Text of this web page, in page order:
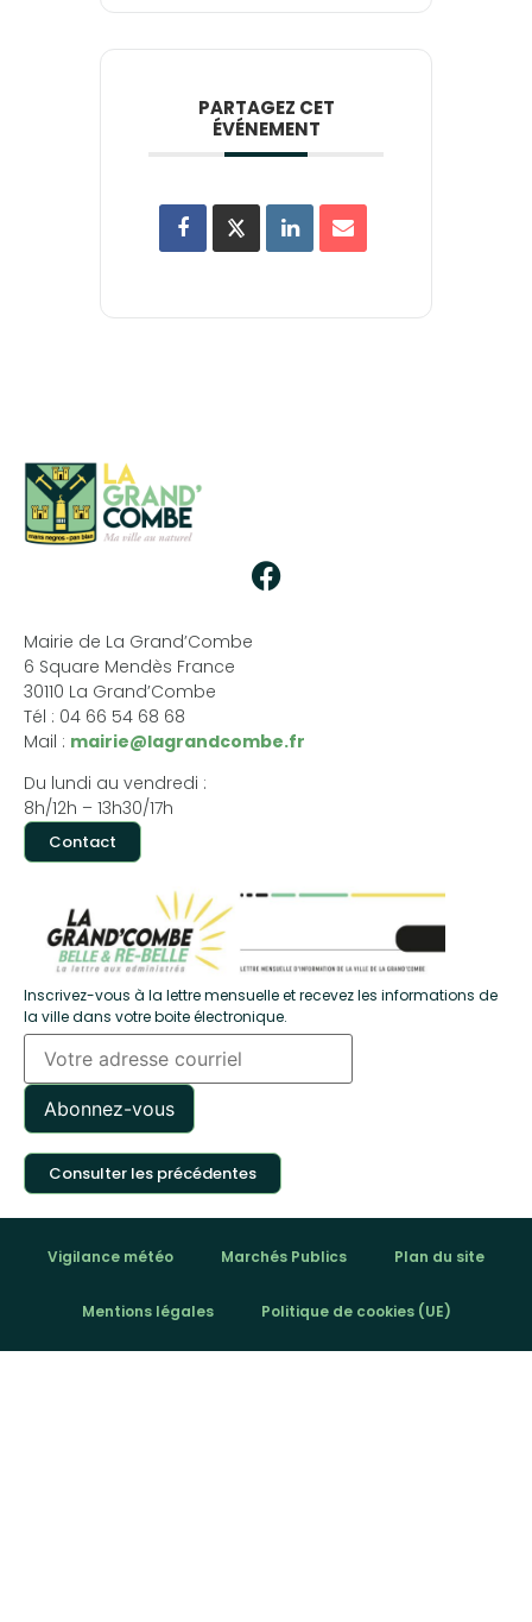
PARTAGEZ CET
ÉVÉNEMENT
Mairie de La Grand’Combe
6 Square Mendès France
30110 La Grand’Combe
Tél : 04 66 54 68 68
Mail : mairie@lagrandcombe.fr
Du lundi au vendredi :
8h/12h – 13h30/17h
Contact
Inscrivez-vous à la lettre mensuelle et recevez les informations de
la ville dans votre boite électronique.
Consulter les précédentes
Vigilance météo Marchés Publics Plan du site
Mentions légales Politique de cookies (UE)